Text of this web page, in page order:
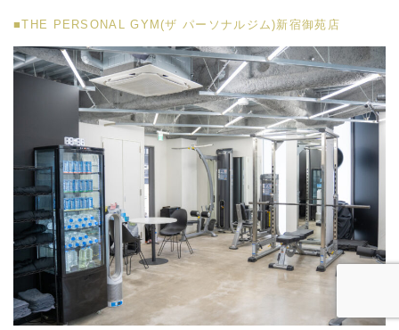
■THE PERSONAL GYM(ザ パーソナルジム)新宿御苑店